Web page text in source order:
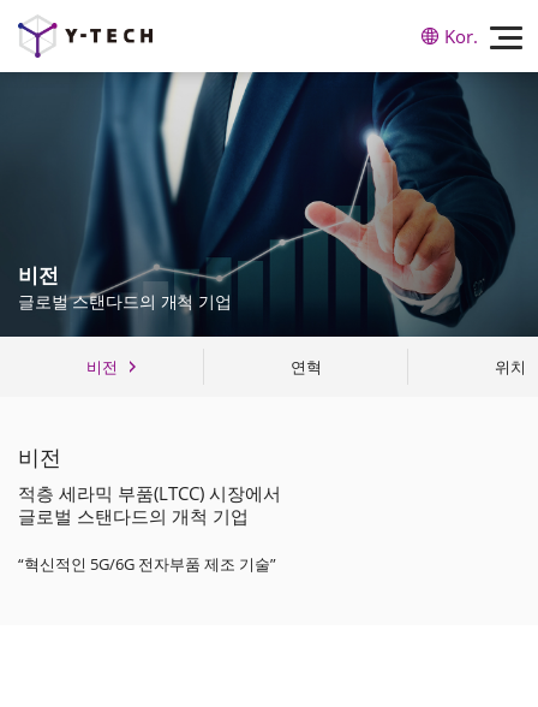
Kor.
비전
글로벌 스탠다드의 개척 기업
비전 연혁 위치
비전
적층 세라믹 부품(LTCC) 시장에서
글로벌 스탠다드의 개척 기업
“혁신적인 5G/6G 전자부품 제조 기술”